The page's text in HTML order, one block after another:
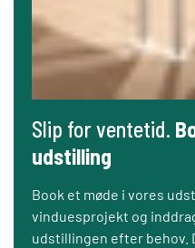
Slip for ventetid.
udstilling
Book et møde i vores
vinduesprojekt og
udstillingen efter behov.